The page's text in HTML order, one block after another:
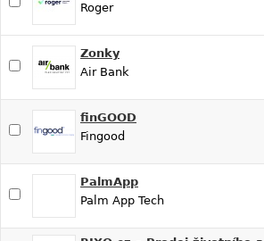
Roger
Zonky
Air Bank
finGOOD
Fingood
PalmApp
Palm App Tech